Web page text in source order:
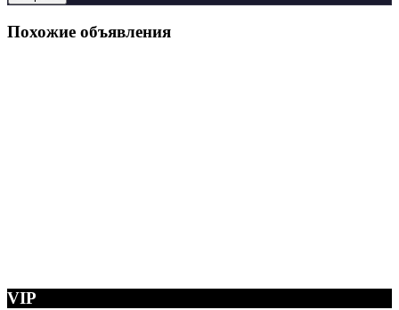
Похожие объявления
VIP